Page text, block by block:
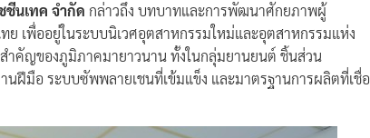
ชีนเทค จำกัด กล่าวถึง บทบาทและการพัฒนาศักยภาพผู้
เพื่ออยู่ในระบบนิเวศอุตสาหกรรมใหม่และอุตสาหกรรมแห่ง
ำคัญของภูมิภาคมายาวนาน ทั้งในกลุ่มยานยนต์ ชิ้นส่วน
นฝีมือ ระบบซัพพลายเชนที่เข้มแข็ง และมาตรฐานการผลิตที่เชื่อ